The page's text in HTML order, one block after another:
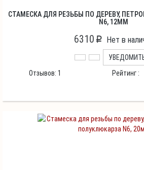
СТАМЕСКА ДЛЯ РЕЗЬБЫ ПО ДЕРЕВУ,
N6, 12ММ
6310 p Нет в
Отзывов:1 Рейтинг :